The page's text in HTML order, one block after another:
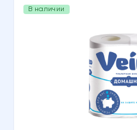
В наличии